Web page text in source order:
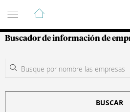
Guía de Empresas
Buscador de información de
BUSCAR